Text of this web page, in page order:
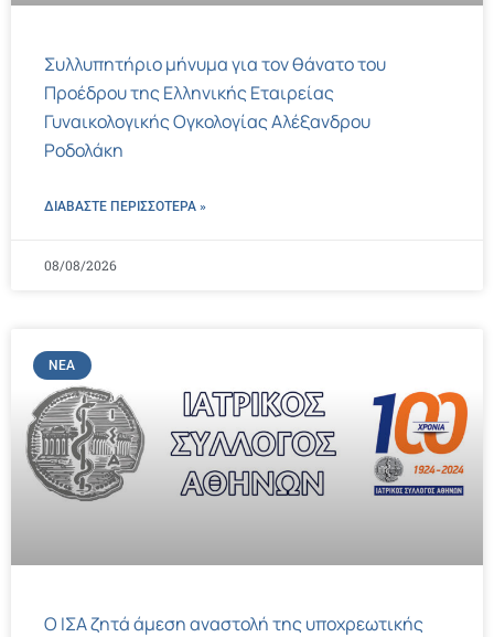
Συλλυπητήριο μήνυμα για τον θάνατο του
Προέδρου της Ελληνικής Εταιρείας
Γυναικολογικής Ογκολογίας Αλέξανδρου
Ροδολάκη
ΔΙΑΒΑΣΤΕ ΠΕΡΙΣΣΌΤΕΡΑ »
08/08/2026
ΝΈΑ
Ο ΙΣΑ ζητά άμεση αναστολή της υποχρεωτικής